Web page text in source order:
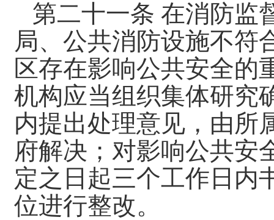
第二十一条 在消防监
局、公共消防设施不符
区存在影响公共安全的
机构应当组织集体研究
内提出处理意见，由所
府解决；对影响公共安
定之日起三个工作日内
位进行整改。